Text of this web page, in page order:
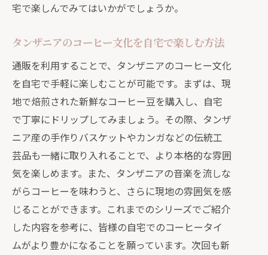
宅で楽しんでみてはいかがでしょうか。
タンザニアのコーヒー文化を自宅で楽しむ方法
通販を利用することで、タンザニアのコーヒー文化
を自宅で手軽に楽しむことが可能です。まずは、現
地で焙煎された新鮮なコーヒー豆を購入し、自宅
で丁寧にドリップしてみましょう。その際、タンザ
ニア産の手作りバスケットやカンガなどの伝統工
芸品も一緒に取り入れることで、より本格的な雰囲
気を楽しめます。また、タンザニアの音楽を流しな
がらコーヒーを味わうと、さらに現地の雰囲気を感
じることができます。これまでのシリーズでご紹介
した内容を参考に、皆様の自宅でのコーヒータイ
ムがより豊かになることを願っています。次回も新